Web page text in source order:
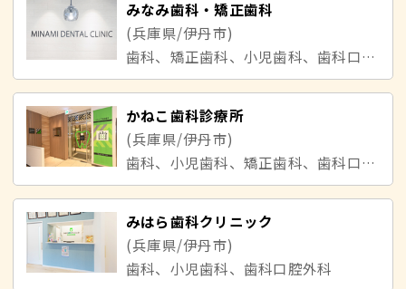
みなみ歯科・矯正歯科
(兵庫県/伊丹市)
歯科、矯正歯科、小児歯科、歯科口腔外科
かねこ歯科診療所
(兵庫県/伊丹市)
歯科、小児歯科、矯正歯科、歯科口腔外科
みはら歯科クリニック
(兵庫県/伊丹市)
歯科、小児歯科、歯科口腔外科